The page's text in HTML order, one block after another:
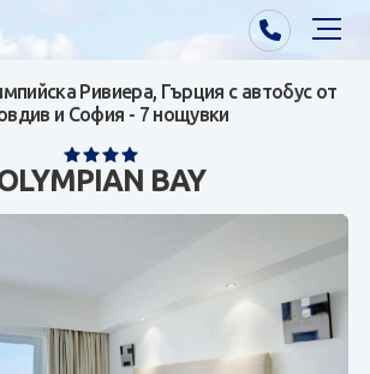
Пловдив/Бургас
Ривиера, Гърция с автобус от
и София - 7 нощувки
BAY